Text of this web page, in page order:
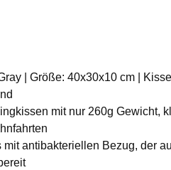
| Größe: 40x30x10 cm |
mit nur 260g Gewicht,
mit antibakteriellen Bezug, der